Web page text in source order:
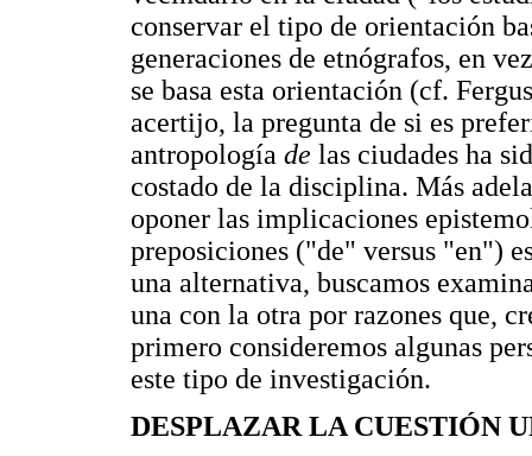
conservar el tipo de orientación
generaciones de etnógrafos, en
se basa esta orientación (cf.
acertijo, la pregunta de si es
antropología de las ciudades ha
costado de la disciplina. Más
oponer las implicaciones
preposiciones ("de" versus "en")
una alternativa, buscamos
una con la otra por razones que,
primero consideremos algunas
este tipo de investigación.
DESPLAZAR LA CUESTIÓN